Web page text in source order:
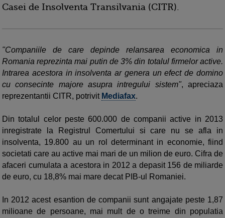
Casei de Insolventa Transilvania (CITR).
"Companiile de care depinde relansarea economica in
Romania reprezinta mai putin de 3% din totalul firmelor active.
Intrarea acestora in insolventa ar genera un efect de domino
cu consecinte majore asupra intregului sistem", apreciaza
reprezentantii CITR, potrivit Mediafax.
Din totalul celor peste 600.000 de companii active in 2013
inregistrate la Registrul Comertului si care nu se afla in
insolventa, 19.800 au un rol determinant in economie, fiind
societati care au active mai mari de un milion de euro. Cifra de
afaceri cumulata a acestora in 2012 a depasit 156 de miliarde
de euro, cu 18,8% mai mare decat PIB-ul Romaniei.
In 2012 acest esantion de companii sunt angajate peste 1,87
milioane de persoane, mai mult de o treime din populatia